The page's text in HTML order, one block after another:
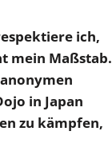
ich,
mein Maßstab.
in Japan
zu kämpfen,